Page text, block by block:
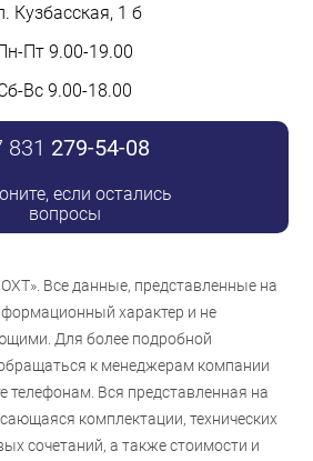
Кузбасская, 1 б
Пт 9.00-19.00
Вс 9.00-18.00
831 279-54-08
если остались
вопросы
Все данные, представленные на
характер и не
Для более подробной
к менеджерам компании
телефонам. Вся представленная на
комплектации, технических
сочетаний, а также стоимости и